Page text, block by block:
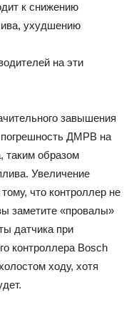
к снижению
ухудшению
на эти
завышения
погрешность ДМРВ на
таким образом
Увеличение
что контроллер не
заметите «провалы»
датчика при
контроллера Bosch
ходу, хотя